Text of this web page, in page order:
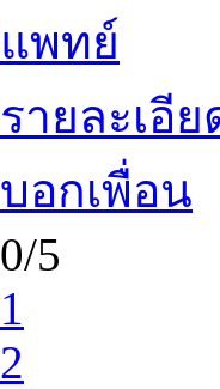
แพทย์
รายละเอีย
บอกเพื่อน
0/5
1
2